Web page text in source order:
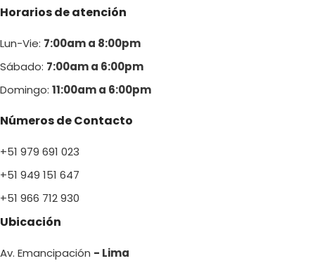
Horarios de atención
Lun-Vie: 7:00am a 8:00pm
Sábado: 7:00am a 6:00pm
Domingo: 11:00am a 6:00pm
Números de Contacto
+51 979 691 023
+51 949 151 647
+51 966 712 930
Ubicación
Av. Emancipación - Lima